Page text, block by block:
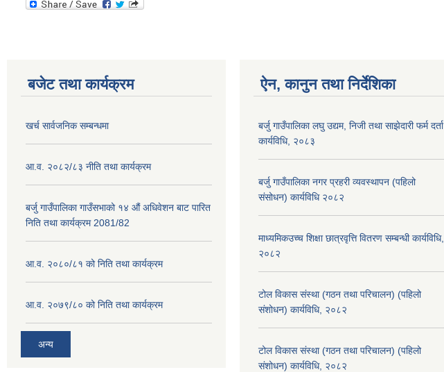
बजेट तथा कार्यक्रम
खर्च सार्वजनिक सम्बन्धमा
आ.व. २०८२/८३ नीति तथा कार्यक्रम
बर्जु गाउँपालिका गाउँसभाको १४ औं अधिवेशन बाट पारित
निति तथा कार्यक्रम 2081/82
आ.व. २०८०/८१ को निति तथा कार्यक्रम
आ.व. २०७९/८० को निति तथा कार्यक्रम
अन्य
ऐन, कानुन तथा निर्देशिका
बर्जु गाउँपालिका लघु उद्यम, निजी तथा साझेदारी फर्म दर्ता
कार्यविधि, २०८३
बर्जु गाउँपालिका नगर प्रहरी व्यवस्थापन (पहिलो
संसोधन) कार्यविधि २०८२
माध्यमिकउच्च शिक्षा छात्रवृत्ति वितरण सम्बन्धी कार्यविधि,
२०८२
टोल विकास संस्था (गठन तथा परिचालन) (पहिलो
संशोधन) कार्यविधि, २०८२
टोल विकास संस्था (गठन तथा परिचालन) (पहिलो
संशोधन) कार्यविधि, २०८२